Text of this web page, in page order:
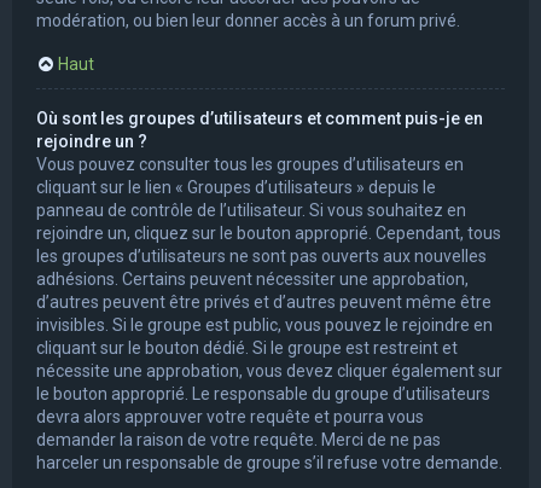
modération, ou bien leur donner accès à un forum privé.
Haut
Où sont les groupes d’utilisateurs et comment puis-je en
rejoindre un ?
Vous pouvez consulter tous les groupes d’utilisateurs en
cliquant sur le lien « Groupes d’utilisateurs » depuis le
panneau de contrôle de l’utilisateur. Si vous souhaitez en
rejoindre un, cliquez sur le bouton approprié. Cependant, tous
les groupes d’utilisateurs ne sont pas ouverts aux nouvelles
adhésions. Certains peuvent nécessiter une approbation,
d’autres peuvent être privés et d’autres peuvent même être
invisibles. Si le groupe est public, vous pouvez le rejoindre en
cliquant sur le bouton dédié. Si le groupe est restreint et
nécessite une approbation, vous devez cliquer également sur
le bouton approprié. Le responsable du groupe d’utilisateurs
devra alors approuver votre requête et pourra vous
demander la raison de votre requête. Merci de ne pas
harceler un responsable de groupe s’il refuse votre demande.